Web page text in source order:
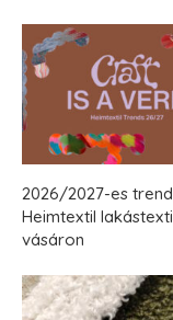
2026/2027-es
Heimtextil
vásáron